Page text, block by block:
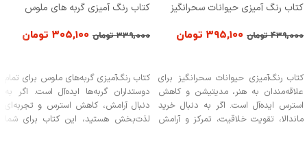
کتاب رنگ آمیزی حیوانات سحرانگیز
۴۳۹,۰۰۰ تومان ۳۹۵,۱۰۰ تومان
کتاب رنگ‌آمیزی حیوانات سحرانگیز برای
علاقه‌مندان به هنر، مدیتیشن و کاهش
استرس ایده‌آل است. اگر به دنبال خرید
ماندالا، تقویت خلاقیت، تمرکز و آرامش
کتاب رنگ آمیزی گربه های ملوس
۳۳۹,۰۰۰ تومان ۳۰۵,۱۰۰ تومان
کتاب رنگ‌آمیزی گربه‌های ملوس برای تمام
دوستداران گربه‌ها ایده‌آل است. اگر به
دنبال آرامش، کاهش استرس و تجربه‌ای
لذت‌بخش هستید، این کتاب برای شما